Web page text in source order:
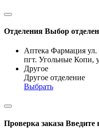
Отделения Выбор
Аптека Фармация ул.
пгт. Угольные Копи,
Другое
Другое отделение
Выбрать
Проверка заказа Введите